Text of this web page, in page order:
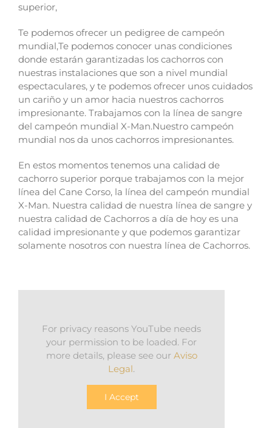
superior,
Te podemos ofrecer un pedigree de campeón
mundial,Te podemos conocer unas condiciones
donde estarán garantizadas los cachorros con
nuestras instalaciones que son a nivel mundial
espectaculares, y te podemos ofrecer unos cuidados
un cariño y un amor hacia nuestros cachorros
impresionante. Trabajamos con la línea de sangre
del campeón mundial X-Man.Nuestro campeón
mundial nos da unos cachorros impresionantes.
En estos momentos tenemos una calidad de
cachorro superior porque trabajamos con la mejor
línea del Cane Corso, la línea del campeón mundial
X-Man. Nuestra calidad de nuestra línea de sangre y
nuestra calidad de Cachorros a día de hoy es una
calidad impresionante y que podemos garantizar
solamente nosotros con nuestra línea de Cachorros.
For privacy reasons YouTube needs
your permission to be loaded. For
more details, please see our Aviso
Legal.
I Accept